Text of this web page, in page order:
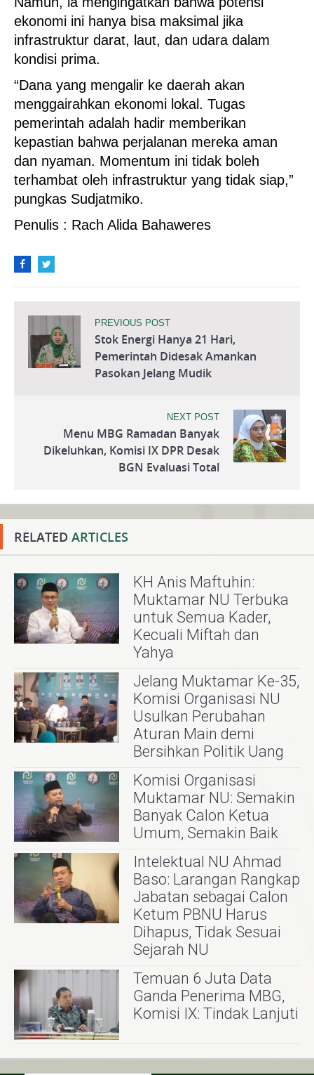
ekonomi ini hanya bisa maksimal jika
infrastruktur darat, laut, dan udara dalam
kondisi prima.
“Dana yang mengalir ke daerah akan
menggairahkan ekonomi lokal. Tugas
pemerintah adalah hadir memberikan
kepastian bahwa perjalanan mereka aman
dan nyaman. Momentum ini tidak boleh
terhambat oleh infrastruktur yang tidak siap,”
pungkas Sudjatmiko.
Penulis : Rach Alida Bahaweres
PREVIOUS POST
Stok Energi Hanya 21 Hari,
Pemerintah Didesak Amankan
Pasokan Jelang Mudik
NEXT POST
Menu MBG Ramadan Banyak
Dikeluhkan, Komisi IX DPR Desak
BGN Evaluasi Total
RELATED ARTICLES
KH Anis Maftuhin:
Muktamar NU Terbuka
untuk Semua Kader,
Kecuali Miftah dan
Yahya
Jelang Muktamar Ke-35,
Komisi Organisasi NU
Usulkan Perubahan
Aturan Main demi
Bersihkan Politik Uang
Komisi Organisasi
Muktamar NU: Semakin
Banyak Calon Ketua
Umum, Semakin Baik
Intelektual NU Ahmad
Baso: Larangan Rangkap
Jabatan sebagai Calon
Ketum PBNU Harus
Dihapus, Tidak Sesuai
Sejarah NU
Temuan 6 Juta Data
Ganda Penerima MBG,
Komisi IX: Tindak Lanjuti